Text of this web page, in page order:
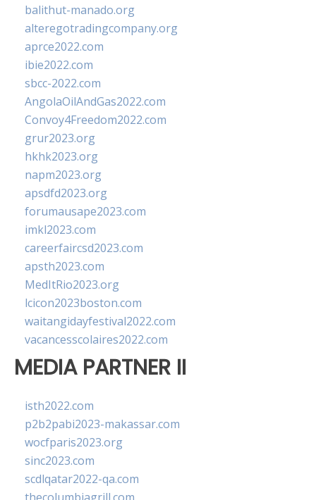
balithut-manado.org
alteregotradingcompany.org
aprce2022.com
ibie2022.com
sbcc-2022.com
AngolaOilAndGas2022.com
Convoy4Freedom2022.com
grur2023.org
hkhk2023.org
napm2023.org
apsdfd2023.org
forumausape2023.com
imkl2023.com
careerfaircsd2023.com
apsth2023.com
MedItRio2023.org
lcicon2023boston.com
waitangidayfestival2022.com
vacancesscolaires2022.com
MEDIA PARTNER II
isth2022.com
p2b2pabi2023-makassar.com
wocfparis2023.org
sinc2023.com
scdlqatar2022-qa.com